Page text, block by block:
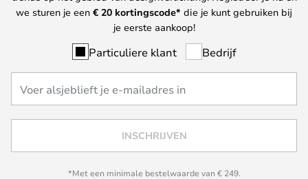
we sturen je een € 20 kortingscode* die je kunt gebruiken bij
je eerste aankoop!
Particuliere klant Bedrijf
INSCHRIJVEN
*Met een minimale bestelwaarde van € 249.